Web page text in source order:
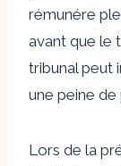
rémunére
avant que le
tribunal peut
une peine de
Lors de la